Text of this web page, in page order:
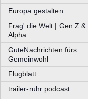
Europa gestalten
Frag' die Welt | Gen Z &
Alpha
GuteNachrichten fürs
Gemeinwohl
Flugblatt.
trailer-ruhr podcast.